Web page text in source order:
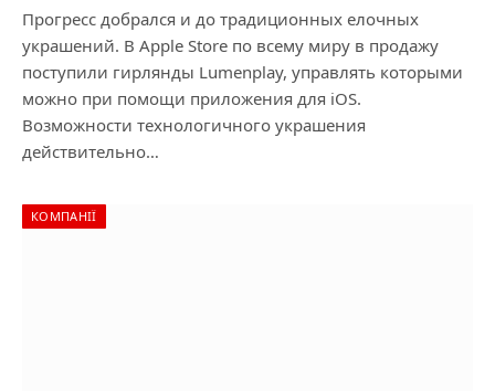
Прогресс добрался и до традиционных елочных
украшений. В Apple Store по всему миру в продажу
поступили гирлянды Lumenplay, управлять которыми
можно при помощи приложения для iOS.
Возможности технологичного украшения
действительно…
КОМПАНІЇ